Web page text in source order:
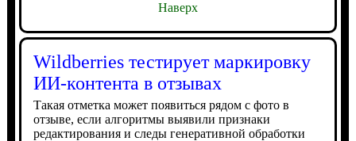
Наверх
Wildberries тестирует маркировку
ИИ-контента в отзывах
Такая отметка может появиться рядом с фото в
отзыве, если алгоритмы выявили признаки
редактирования и следы генеративной обработки